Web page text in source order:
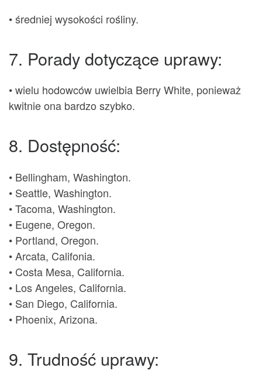
• średniej wysokości rośliny.
7. Porady dotyczące uprawy:
• wielu hodowców uwielbia Berry White, ponieważ
kwitnie ona bardzo szybko.
8. Dostępność:
• Bellingham, Washington.
• Seattle, Washington.
• Tacoma, Washington.
• Eugene, Oregon.
• Portland, Oregon.
• Arcata, Califonia.
• Costa Mesa, California.
• Los Angeles, California.
• San Diego, California.
• Phoenix, Arizona.
9. Trudność uprawy: